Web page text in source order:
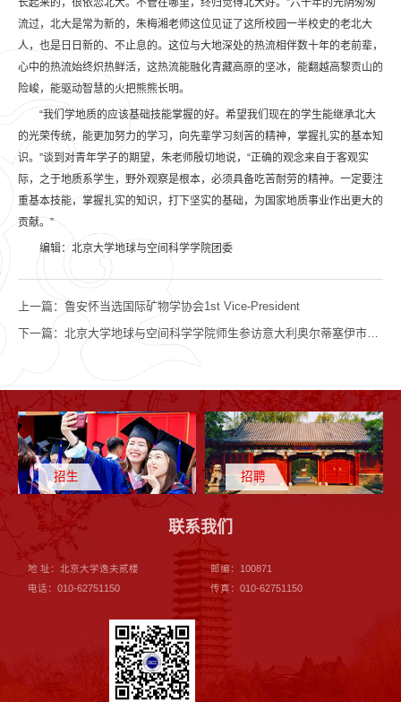
长起来的，很依恋北大。不管在哪里，终归觉得北大好。”六十年的光阴匆匆
流过，北大是常为新的，朱梅湘老师这位见证了这所校园一半校史的老北大
人，也是日日新的、不止息的。这位与大地深处的热流相伴数十年的老前辈，
心中的热流始终炽热鲜活，这热流能融化青藏高原的坚冰，能翻越高黎贡山的
险峻，能驱动智慧的火把熊熊长明。
“我们学地质的应该基础技能掌握的好。希望我们现在的学生能继承北大
的光荣传统，能更加努力的学习，向先辈学习刻苦的精神，掌握扎实的基本知
识。”谈到对青年学子的期望，朱老师殷切地说，“正确的观念来自于客观实
际，之于地质系学生，野外观察是根本，必须具备吃苦耐劳的精神。一定要注
重基本技能，掌握扎实的知识，打下坚实的基础，为国家地质事业作出更大的
贡献。”
编辑：北京大学地球与空间科学学院团委
上一篇： 鲁安怀当选国际矿物学协会1st Vice-President
下一篇： 北京大学地球与空间科学学院师生参访意大利奥尔蒂塞伊市博物馆
招生 招聘
联系我们
地 址：北京大学逸夫贰楼
邮编：100871
电话：010-62751150
传真：010-62751150